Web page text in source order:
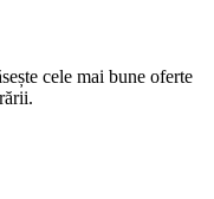
cele mai bune oferte